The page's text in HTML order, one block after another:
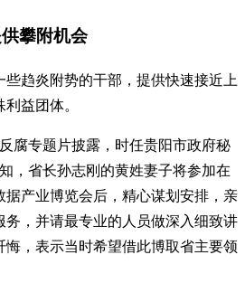
攀附机会
些趋炎附势的干部，提供快速接近上
益团体。
腐专题片披露，时任贵阳市政府秘
，省长孙志刚的黄姓妻子将参加在
据产业博览会后，精心谋划安排，亲
务，并请最专业的人员做深入细致讲
，表示当时希望借此博取省主要领